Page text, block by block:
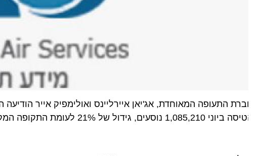
1,085,210 נוסעים, גידול של 21% לעומת התקופה המקבילה אשתקד.